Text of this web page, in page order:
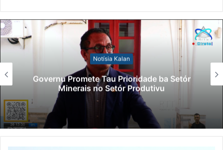
Notísia Kalan
Governu Promete Tau Prioridade ba Setór
Minerais no Setór Produtivu